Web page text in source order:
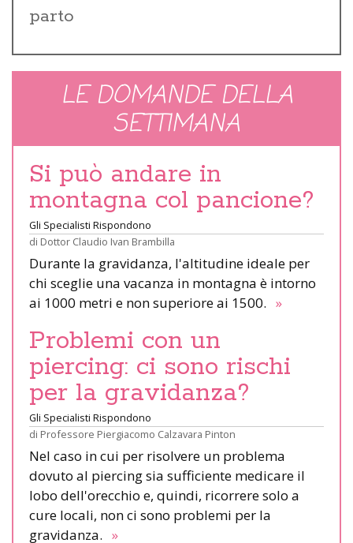
parto
LE DOMANDE DELLA
SETTIMANA
Si può andare in
montagna col pancione?
Gli Specialisti Rispondono
di Dottor Claudio Ivan Brambilla
Durante la gravidanza, l'altitudine ideale per
chi sceglie una vacanza in montagna è intorno
ai 1000 metri e non superiore ai 1500. »
Problemi con un
piercing: ci sono rischi
per la gravidanza?
Gli Specialisti Rispondono
di Professore Piergiacomo Calzavara Pinton
Nel caso in cui per risolvere un problema
dovuto al piercing sia sufficiente medicare il
lobo dell'orecchio e, quindi, ricorrere solo a
cure locali, non ci sono problemi per la
gravidanza. »